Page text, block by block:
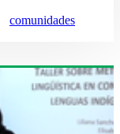
comunidades